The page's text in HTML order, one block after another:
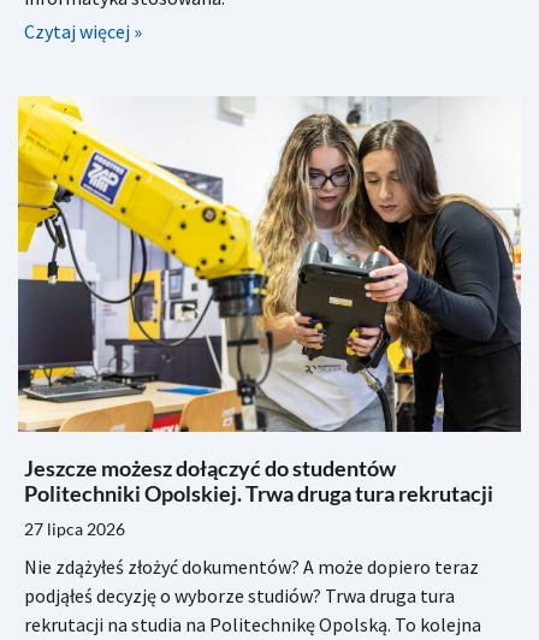
Czytaj więcej »
Jeszcze możesz dołączyć do studentów
Politechniki Opolskiej. Trwa druga tura rekrutacji
27 lipca 2026
Nie zdążyłeś złożyć dokumentów? A może dopiero teraz
podjąłeś decyzję o wyborze studiów? Trwa druga tura
rekrutacji na studia na Politechnikę Opolską. To kolejna